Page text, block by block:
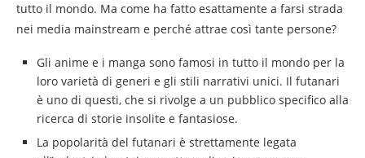
tutto il mondo. Ma come ha fatto esattamente a farsi strada
nei media mainstream e perché attrae così tante persone?
Gli anime e i manga sono famosi in tutto il mondo per la
loro varietà di generi e gli stili narrativi unici. Il futanari
è uno di questi, che si rivolge a un pubblico specifico alla
ricerca di storie insolite e fantasiose.
La popolarità del futanari è strettamente legata